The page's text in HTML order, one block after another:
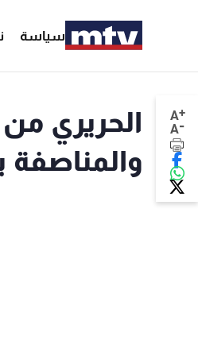
سياسة
A+
A-
الحريري